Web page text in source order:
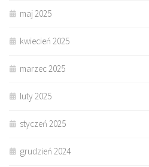
maj 2025
kwiecień 2025
marzec 2025
luty 2025
styczeń 2025
grudzień 2024